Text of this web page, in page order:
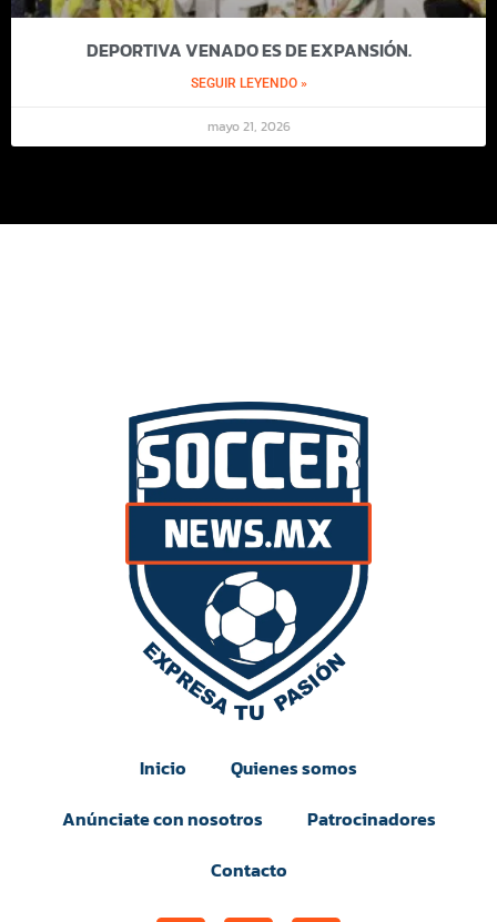
DEPORTIVA VENADO ES DE EXPANSIÓN.
SEGUIR LEYENDO »
mayo 21, 2026
Inicio
Quienes somos
Anúnciate con nosotros
Patrocinadores
Contacto